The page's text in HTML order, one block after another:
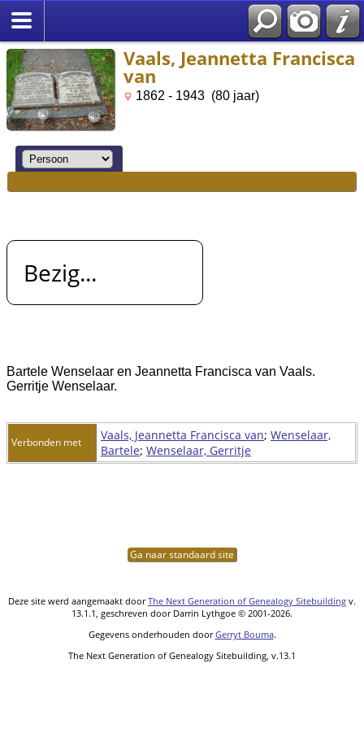
Vaals, Jeannetta Francisca
van
1862 - 1943 (80 jaar)
Bezig...
Bartele Wenselaar en Jeannetta Francisca van Vaals.
Gerritje Wenselaar.
Verbonden met Vaals, Jeannetta Francisca van; Wenselaar,
Bartele; Wenselaar, Gerritje
Ga naar standaard site
Deze site werd aangemaakt doorThe Next Generation of Genealogy Sitebuilding v.
13.1.1, geschreven door Darrin Lythgoe © 2001-2026.
Gegevens onderhouden doorGerryt Bouma.
The Next Generation of Genealogy Sitebuilding, v.13.1